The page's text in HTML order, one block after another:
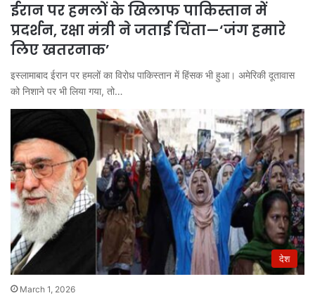
ईरान पर हमलों के खिलाफ पाकिस्तान में
प्रदर्शन, रक्षा मंत्री ने जताई चिंता—‘जंग हमारे
लिए खतरनाक’
इस्लामाबाद ईरान पर हमलों का विरोध पाकिस्तान में हिंसक भी हुआ। अमेरिकी दूतावास
को निशाने पर भी लिया गया, तो…
देश
March 1, 2026